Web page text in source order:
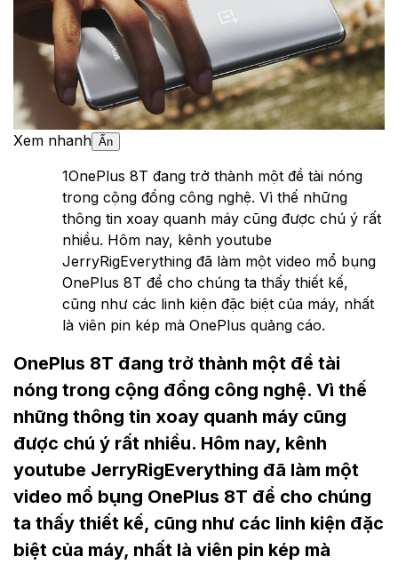
Xem nhanh Ẩn
1OnePlus 8T đang trở thành một đề tài nóng
trong cộng đồng công nghệ. Vì thế những
thông tin xoay quanh máy cũng được chú ý rất
nhiều. Hôm nay, kênh youtube
JerryRigEverything đã làm một video mổ bụng
OnePlus 8T để cho chúng ta thấy thiết kế,
cũng như các linh kiện đặc biệt của máy, nhất
là viên pin kép mà OnePlus quảng cáo.
OnePlus 8T đang trở thành một đề tài
nóng trong cộng đồng công nghệ. Vì thế
những thông tin xoay quanh máy cũng
được chú ý rất nhiều. Hôm nay, kênh
youtube JerryRigEverything đã làm một
video mổ bụng OnePlus 8T để cho chúng
ta thấy thiết kế, cũng như các linh kiện đặc
biệt của máy, nhất là viên pin kép mà